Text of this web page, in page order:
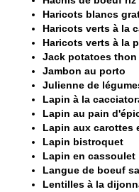
Haricots blancs
Haricots verts à la
Haricots verts à la
Jack potatoes
Jambon au porto
Julienne de
Lapin à la
Lapin au pain
Lapin aux carottes
Lapin bistroquet
Lapin en cassoulet
Langue de boeuf
Lentilles à la